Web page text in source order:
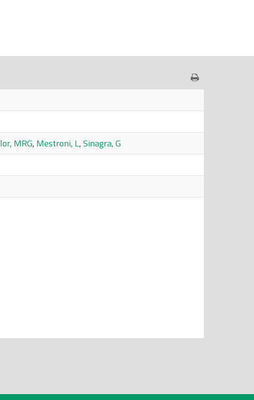
MRG, Mestroni, L,Sinagra, G